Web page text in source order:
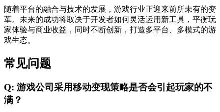
随着平台的融合与技术的发展，游戏行业正迎来前所未有的变
革。未来的成功将取决于开发者如何灵活运用新工具，平衡玩
家体验与商业收益，同时不断创新，打造多平台、多模式的游
戏生态。
常见问题
Q: 游戏公司采用移动变现策略是否会引起玩家的不
满？